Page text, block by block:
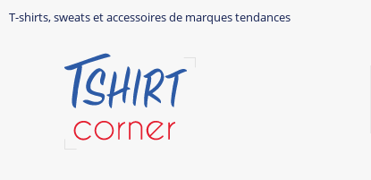
T-shirts, sweats et accessoires de marques tendances